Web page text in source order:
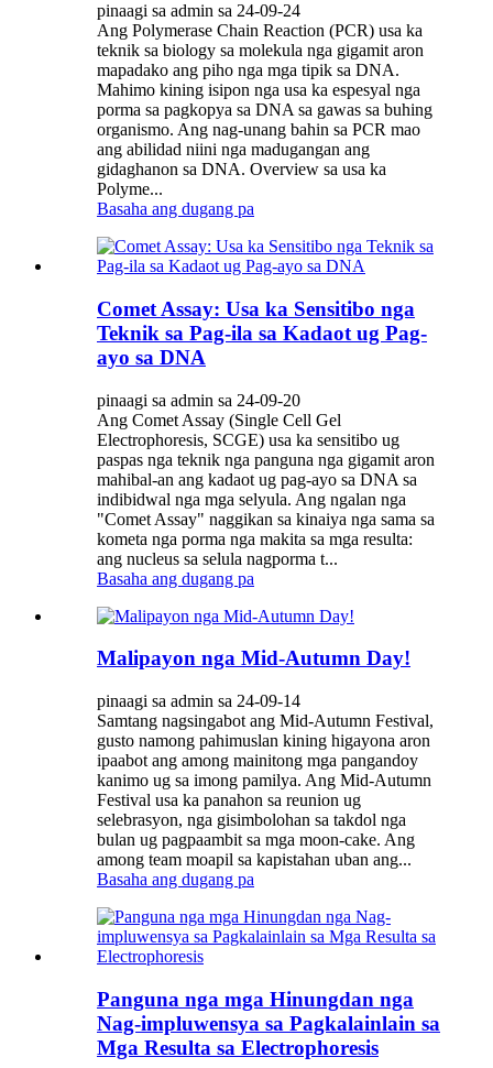
pinaagi sa admin sa 24-09-24
Ang Polymerase Chain Reaction (PCR) usa ka
teknik sa biology sa molekula nga gigamit aron
mapadako ang piho nga mga tipik sa DNA.
Mahimo kining isipon nga usa ka espesyal nga
porma sa pagkopya sa DNA sa gawas sa buhing
organismo. Ang nag-unang bahin sa PCR mao
ang abilidad niini nga madugangan ang
gidaghanon sa DNA. Overview sa usa ka
Polyme...
Basaha ang dugang pa
Comet Assay: Usa ka Sensitibo nga
Teknik sa Pag-ila sa Kadaot ug Pag-
ayo sa DNA
pinaagi sa admin sa 24-09-20
Ang Comet Assay (Single Cell Gel
Electrophoresis, SCGE) usa ka sensitibo ug
paspas nga teknik nga panguna nga gigamit aron
mahibal-an ang kadaot ug pag-ayo sa DNA sa
indibidwal nga mga selyula. Ang ngalan nga
"Comet Assay" naggikan sa kinaiya nga sama sa
kometa nga porma nga makita sa mga resulta:
ang nucleus sa selula nagporma t...
Basaha ang dugang pa
Malipayon nga Mid-Autumn Day!
pinaagi sa admin sa 24-09-14
Samtang nagsingabot ang Mid-Autumn Festival,
gusto namong pahimuslan kining higayona aron
ipaabot ang among mainitong mga pangandoy
kanimo ug sa imong pamilya. Ang Mid-Autumn
Festival usa ka panahon sa reunion ug
selebrasyon, nga gisimbolohan sa takdol nga
bulan ug pagpaambit sa mga moon-cake. Ang
among team moapil sa kapistahan uban ang...
Basaha ang dugang pa
Panguna nga mga Hinungdan nga
Nag-impluwensya sa Pagkalainlain sa
Mga Resulta sa Electrophoresis